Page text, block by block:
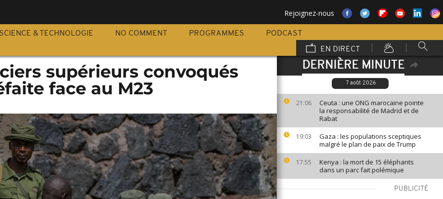
Rejoignez-nous
SCIENCE & TECHNOLOGIE NO COMMENT PROGRAMMES
PODCAST
EN DIRECT
DERNIÈRE MINUTE
7 août 2026
21:06
Ceuta : une ONG marocaine pointe
la responsabilité de Madrid et de
Rabat
19:03
Gaza : les populations sceptiques
malgré le plan de paix de Trump
17:55
Kenya : la mort de 15 éléphants
dans un parc fait polémique
PUBLICITÉ
supérieurs convoqués
face au M23